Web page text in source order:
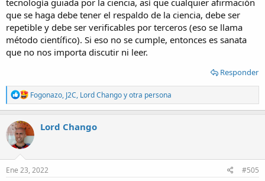
que se haga debe tener el respaldo de la ciencia, debe ser
repetible y debe ser verificables por terceros (eso se llama
método científico). Si eso no se cumple, entonces es sanata
que no nos importa discutir ni leer.
Responder
R
e
a
c
n
s
Fogonazo, J2C, Lord Changoy otra persona
Lord Chango
Ene 23, 2022 #505